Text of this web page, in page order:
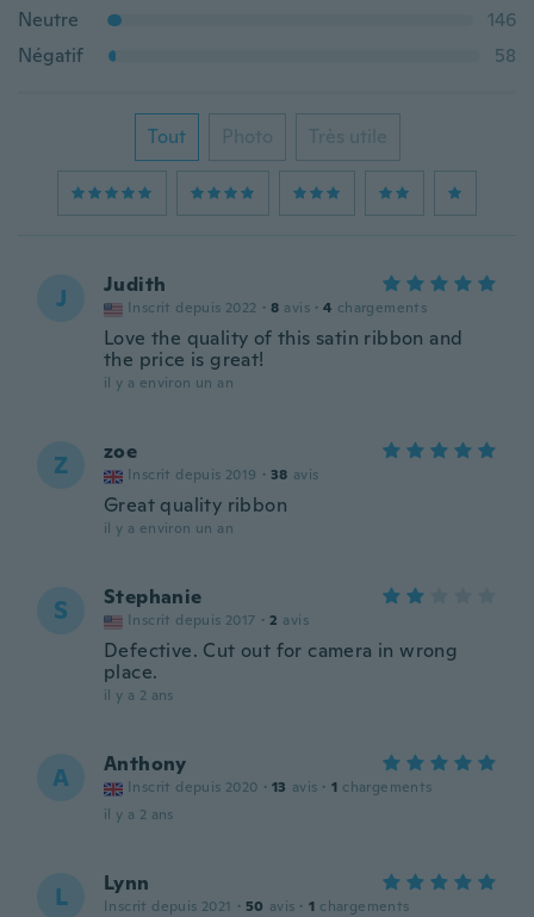
Neutre
146
Négatif
58
Tout Photo Très utile
J Judith
Inscrit depuis 2022 · 8 avis · 4 chargements
Love the quality of this satin ribbon and
the price is great!
il y a environ un an
Z zoe
Inscrit depuis 2019 · 38 avis
Great quality ribbon
il y a environ un an
S Stephanie
Inscrit depuis 2017 · 2 avis
Defective. Cut out for camera in wrong
place.
il y a 2 ans
A Anthony
Inscrit depuis 2020 · 13 avis · 1 chargements
il y a 2 ans
L Lynn
Inscrit depuis 2021 · 50 avis · 1 chargements